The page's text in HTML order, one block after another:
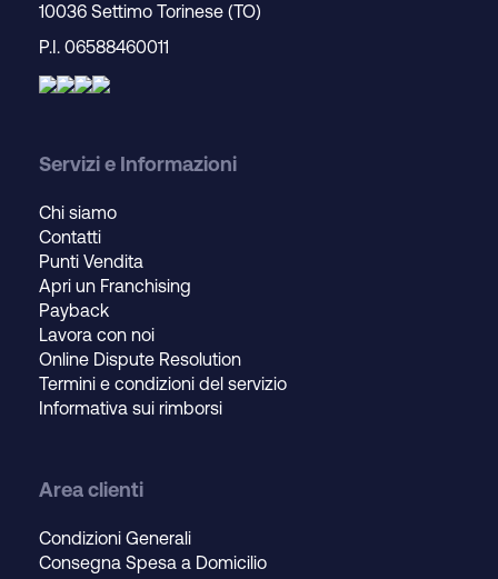
10036 Settimo Torinese (TO)
P.I. 06588460011
Servizi e Informazioni
Chi siamo
Contatti
Punti Vendita
Apri un Franchising
Payback
Lavora con noi
Online Dispute Resolution
Termini e condizioni del servizio
Informativa sui rimborsi
Area clienti
Condizioni Generali
Consegna Spesa a Domicilio